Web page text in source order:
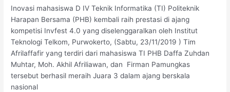
Inovasi mahasiswa D IV Teknik Informatika (TI) Politeknik
Harapan Bersama (PHB) kembali raih prestasi di ajang
kompetisi Invfest 4.0 yang diselenggaralkan oleh Institut
Teknologi Telkom, Purwokerto, (Sabtu, 23/11/2019 ) Tim
Afrilaffafir yang terdiri dari mahasiswa TI PHB Daffa Zuhdan
Muhtar, Moh. Akhil Afriliawan, dan Firman Pamungkas
tersebut berhasil meraih Juara 3 dalam ajang berskala
nasional
Juara
di
Ajang
Invfest
4.0